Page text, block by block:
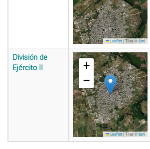
Leaflet |Tiles © Esri
División de
Ejército II
+
−
Leaflet |Tiles © Esri